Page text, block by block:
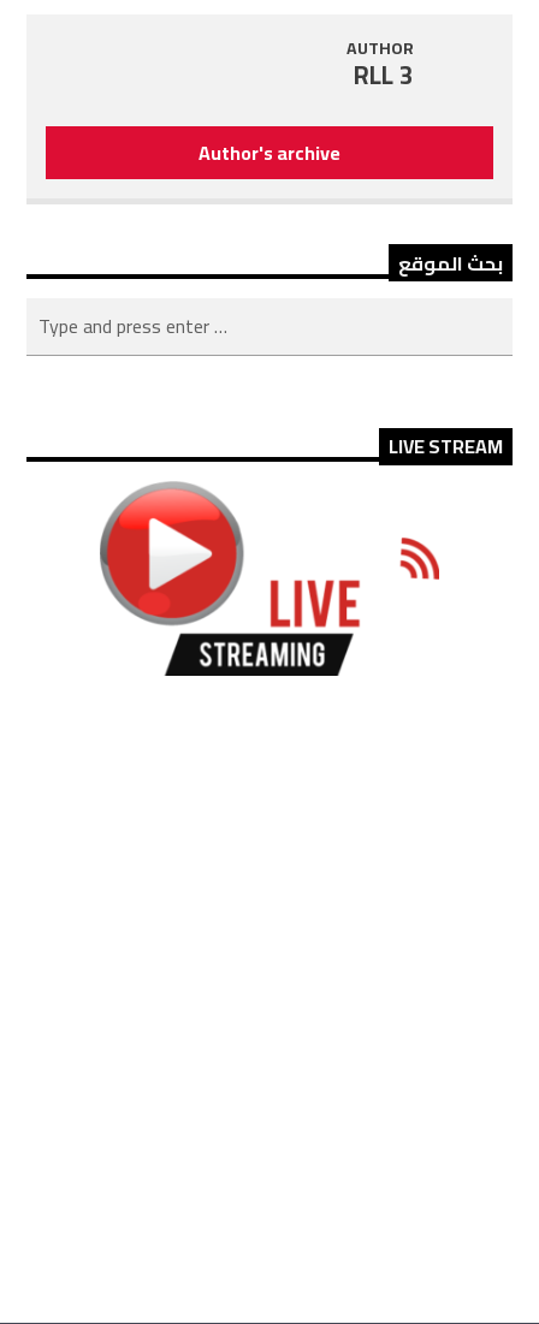
AUTHOR
RLL 3
Author's archive
بحث الموقع
LIVE STREAM